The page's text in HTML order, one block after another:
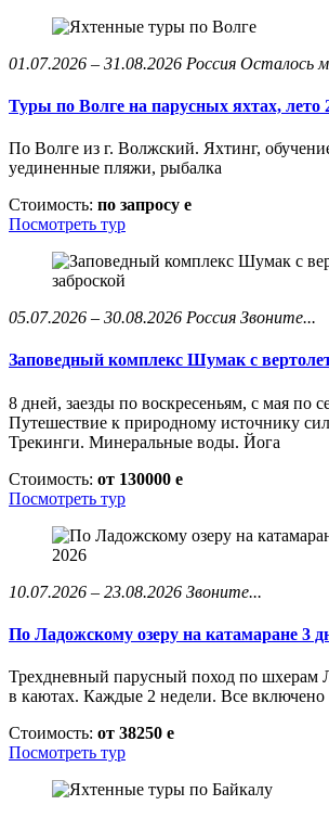
01.07.2026 – 31.08.2026 Россия Осталось
Туры по Волге на парусных яхтах, лето
По Волге из г. Волжский. Яхтинг,
уединенные пляжи, рыбалка
Стоимость: по запросу e
Посмотреть тур
05.07.2026 – 30.08.2026 Россия Звоните...
Заповедный комплекс Шумак с
8 дней, заезды по воскресеньям, с мая по
Путешествие к природному источнику
Трекинги. Минеральные воды. Йога
Стоимость: от 130000 e
Посмотреть тур
10.07.2026 – 23.08.2026 Звоните...
По Ладожскому озеру на катамаране 3
Трехдневный парусный поход по шхерам
в каютах. Каждые 2 недели. Все включено
Стоимость: от 38250 e
Посмотреть тур